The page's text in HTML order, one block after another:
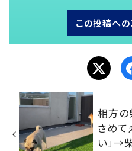
この投稿への
相方の
さめて
い」→